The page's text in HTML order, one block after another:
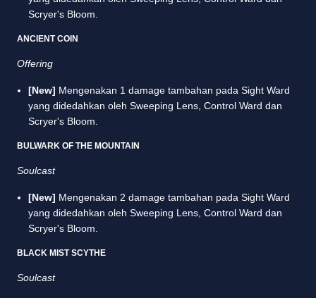
Scryer's Bloom.
ANCIENT COIN
Offering
[New] Mengenakan 1 damage tambahan pada Sight Ward
yang didedahkan oleh Sweeping Lens, Control Ward dan
Scryer's Bloom.
BULWARK OF THE MOUNTAIN
Soulcast
[New] Mengenakan 2 damage tambahan pada Sight Ward
yang didedahkan oleh Sweeping Lens, Control Ward dan
Scryer's Bloom.
BLACK MIST SCYTHE
Soulcast